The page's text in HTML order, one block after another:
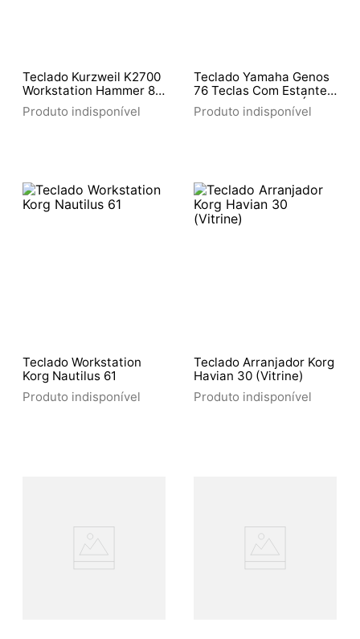
Teclado Kurzweil K2700
Workstation Hammer 88
Teclas
Produto indisponível
Teclado Yamaha Genos
76 Teclas Com Estante
L7B E Sistema De Áudio
Gns-Ms01
Produto indisponível
Teclado Workstation
Korg Nautilus 61
Produto indisponível
Teclado Arranjador Korg
Havian 30 (Vitrine)
Produto indisponível